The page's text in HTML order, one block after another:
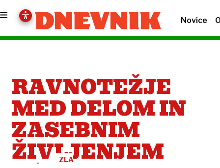
Novice
RAVNOTEŽJE
MED DELOM IN
ZASEBNIM
ŽIVLJENJEM
ZLATA